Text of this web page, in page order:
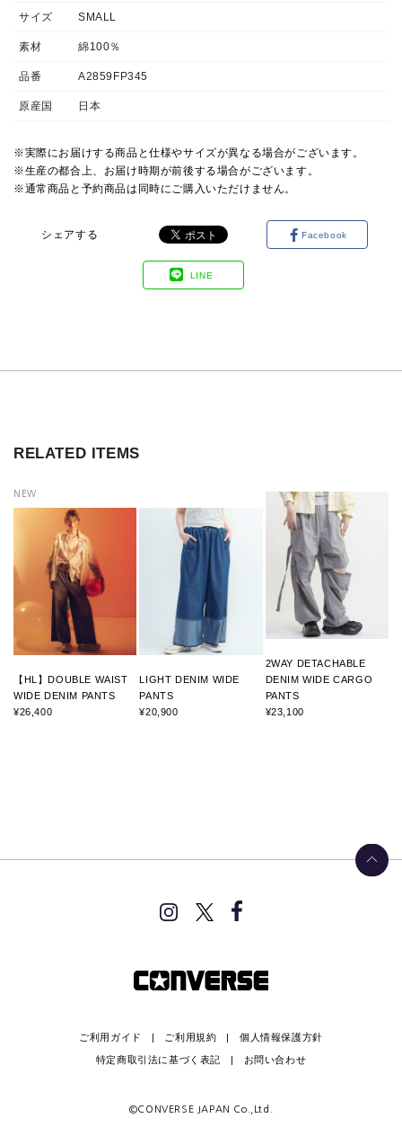
サイズ SMALL
素材 綿100％
品番 A2859FP345
原産国 日本
※実際にお届けする商品と仕様やサイズが異なる場合がございます。
※生産の都合上、お届け時期が前後する場合がございます。
※通常商品と予約商品は同時にご購入いただけません。
シェアする Facebook
LINE
RELATED ITEMS
NEW
【HL】DOUBLE WAIST
WIDE DENIM PANTS
¥26,400
LIGHT DENIM WIDE
PANTS
¥20,900
2WAY DETACHABLE
DENIM WIDE CARGO
PANTS
¥23,100
ご利用ガイド ご利用規約 個人情報保護方針
特定商取引法に基づく表記 お問い合わせ
©CONVERSE JAPAN Co.,Ltd.